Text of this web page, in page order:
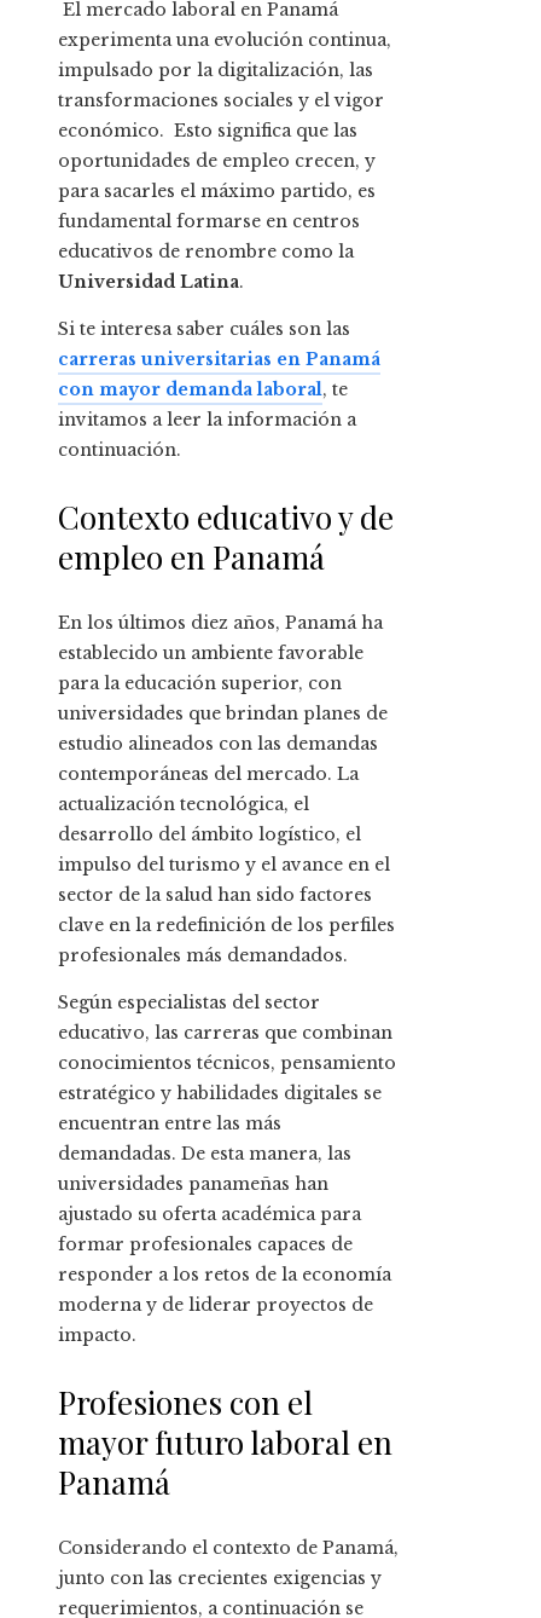
El mercado laboral en Panamá
experimenta una evolución continua,
impulsado por la digitalización, las
transformaciones sociales y el vigor
económico. Esto significa que las
oportunidades de empleo crecen, y
para sacarles el máximo partido, es
fundamental formarse en centros
educativos de renombre como la
Universidad Latina.
Si te interesa saber cuáles son las
carreras universitarias en Panamá
con mayor demanda laboral, te
invitamos a leer la información a
continuación.
Contexto educativo y de
empleo en Panamá
En los últimos diez años, Panamá ha
establecido un ambiente favorable
para la educación superior, con
universidades que brindan planes de
estudio alineados con las demandas
contemporáneas del mercado. La
actualización tecnológica, el
desarrollo del ámbito logístico, el
impulso del turismo y el avance en el
sector de la salud han sido factores
clave en la redefinición de los perfiles
profesionales más demandados.
Según especialistas del sector
educativo, las carreras que combinan
conocimientos técnicos, pensamiento
estratégico y habilidades digitales se
encuentran entre las más
demandadas. De esta manera, las
universidades panameñas han
ajustado su oferta académica para
formar profesionales capaces de
responder a los retos de la economía
moderna y de liderar proyectos de
impacto.
Profesiones con el
mayor futuro laboral en
Panamá
Considerando el contexto de Panamá,
junto con las crecientes exigencias y
requerimientos, a continuación se